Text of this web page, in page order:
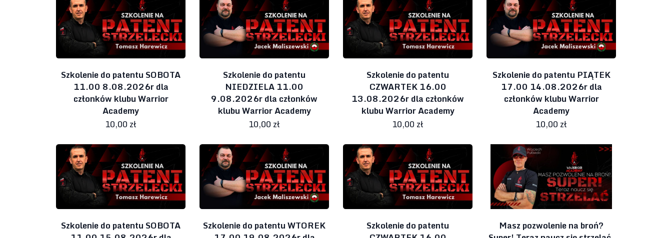
Szkolenie do patentu SOBOTA
11.00 8.08.2026r dla
członków klubu Warrior
Academy
10,00 zł
Szkolenie do patentu
NIEDZIELA 11.00
9.08.2026r dla członków
klubu Warrior Academy
10,00 zł
Szkolenie do patentu
CZWARTEK 16.00
13.08.2026r dla członków
klubu Warrior Academy
10,00 zł
Szkolenie do patentu PIĄTEK
17.00 14.08.2026r dla
członków klubu Warrior
Academy
10,00 zł
Szkolenie do patentu SOBOTA
Szkolenie do patentu WTOREK
Szkolenie do patentu
Masz pozwolenie na broń?